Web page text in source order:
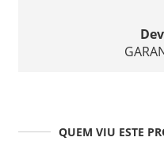
QUEM VIU ESTE